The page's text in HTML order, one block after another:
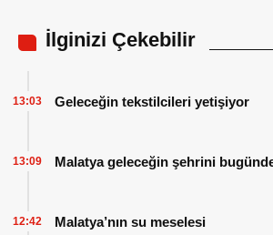
İlginizi Çekebilir
Geleceğin tekstilcileri yetişiyor
13:03
Malatya geleceğin şehrini
13:09
Malatya’nın su meselesi
12:42